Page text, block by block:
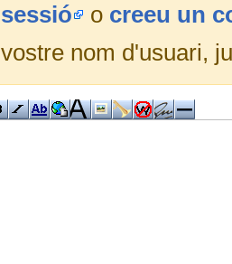
sessió
o creeu un
vostre nom d'usuari,